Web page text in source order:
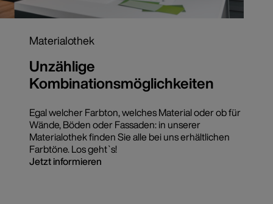
Materialothek
Unzählige
Kombinationsmöglichkeiten
Egal welcher Farbton, welches Material oder ob für
Wände, Böden oder Fassaden: in unserer
Materialothek finden Sie alle bei uns erhältlichen
Farbtöne. Los geht`s!
Jetzt informieren